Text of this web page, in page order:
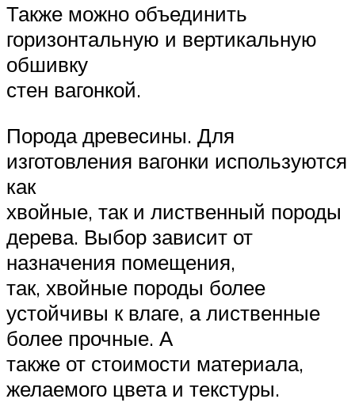
Также можно объединить
горизонтальную и вертикальную
обшивку
стен вагонкой.
Порода древесины. Для
изготовления вагонки используются
как
хвойные, так и лиственный породы
дерева. Выбор зависит от
назначения помещения,
так, хвойные породы более
устойчивы к влаге, а лиственные
более прочные. А
также от стоимости материала,
желаемого цвета и текстуры.